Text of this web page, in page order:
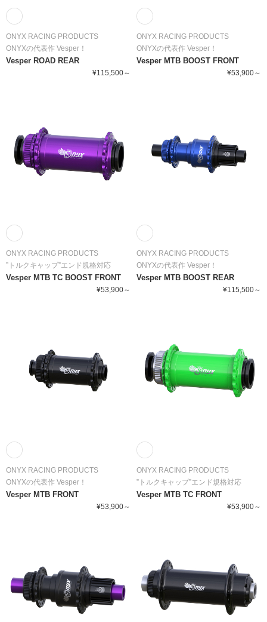
ONYX RACING PRODUCTS
ONYXの代表作 Vesper！
Vesper ROAD REAR
¥115,500～
ONYX RACING PRODUCTS
ONYXの代表作 Vesper！
Vesper MTB BOOST FRONT
¥53,900～
ONYX RACING PRODUCTS
”トルクキャップ”エンド規格対応
Vesper MTB TC BOOST FRONT
¥53,900～
ONYX RACING PRODUCTS
ONYXの代表作 Vesper！
Vesper MTB BOOST REAR
¥115,500～
ONYX RACING PRODUCTS
ONYXの代表作 Vesper！
Vesper MTB FRONT
¥53,900～
ONYX RACING PRODUCTS
”トルクキャップ”エンド規格対応
Vesper MTB TC FRONT
¥53,900～